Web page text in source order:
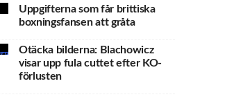
Uppgifterna som får brittiska
boxningsfansen att gråta
Otäcka bilderna: Blachowicz
visar upp fula cuttet efter KO-
förlusten